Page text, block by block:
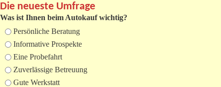
Die neueste Umfrage
Was ist Ihnen beim Autokauf wichtig?
Auswahlmöglichkeiten
Persönliche Beratung
Informative Prospekte
Eine Probefahrt
Zuverlässige Betreuung
Gute Werkstatt